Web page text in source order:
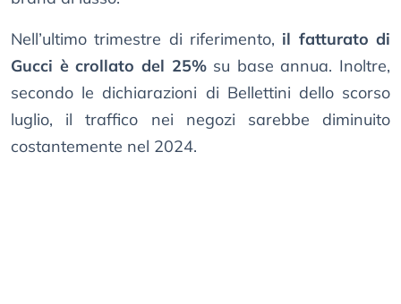
Nell’ultimo trimestre di riferimento, il fatturato di
Gucci è crollato del 25%su base annua. Inoltre,
secondo le dichiarazioni di Bellettini dello scorso
luglio, il traffico nei negozi sarebbe diminuito
costantemente nel 2024.